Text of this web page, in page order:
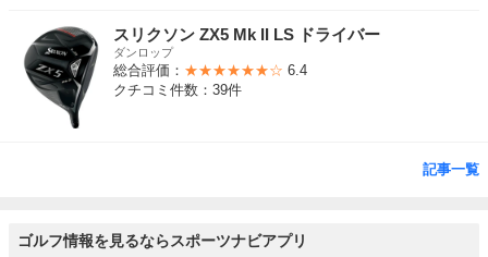
スリクソン ZX5 Mk II LS ドライバー
ダンロップ
総合評価： ★★★★★★☆ 6.4
クチコミ件数：39件
記事一覧
ゴルフ情報を見るならスポーツナビアプリ